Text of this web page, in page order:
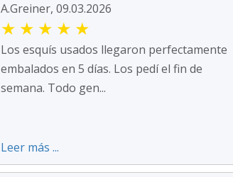
A.Greiner, 09.03.2026
★ ★ ★ ★ ★
Los esquís usados llegaron perfectamente
embalados en 5 días. Los pedí el fin de
semana. Todo gen...
Leer más ...